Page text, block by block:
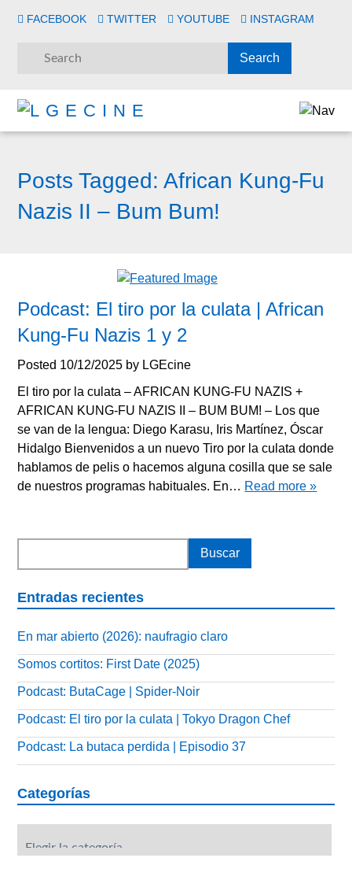
FACEBOOK TWITTER YOUTUBE INSTAGRAM
Posts Tagged: African Kung-Fu
Nazis II – Bum Bum!
Podcast: El tiro por la culata | African
Kung-Fu Nazis 1 y 2
Posted 10/12/2025 by LGEcine
El tiro por la culata – AFRICAN KUNG-FU NAZIS +
AFRICAN KUNG-FU NAZIS II – BUM BUM! – Los que
se van de la lengua: Diego Karasu, Iris Martínez, Óscar
Hidalgo Bienvenidos a un nuevo Tiro por la culata donde
hablamos de pelis o hacemos alguna cosilla que se sale
de nuestros programas habituales. En… Read more »
Entradas recientes
En mar abierto (2026): naufragio claro
Somos cortitos: First Date (2025)
Podcast: ButaCage | Spider-Noir
Podcast: El tiro por la culata | Tokyo Dragon Chef
Podcast: La butaca perdida | Episodio 37
Categorías